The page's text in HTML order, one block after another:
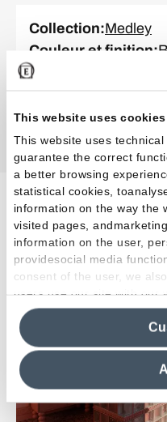
This website uses cookies
This website uses
guarantee the correct
a better browsing
statistical cookies,
information on the way the
visited pages,
information on the user,
providesocial media
consent of the user, we
users use our site with our
media analytics partners,
information in their
clicking on "Reject", it will
the site after installing only
information see the
Collection:Medley
Couleur et finition:
Format
Épaisseur:MM 9,5
Projets